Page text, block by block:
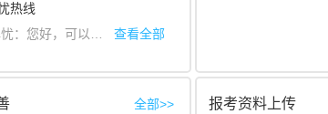
热线
，点击圈子，在这里您可以分享您的故事，会有艺术升小官和学姐学长帮您解忧的 查看全部
全部>> 报考资料上传